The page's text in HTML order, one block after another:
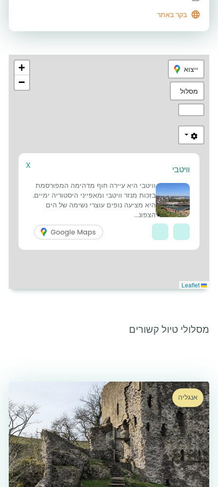
בקר באתר
+
−
Leaflet
ייצוא
מסלול
X וויטבי
וויטבי היא עיירה חוף מדהימה המפורסמת
בזכות מנזר וויטבי ומאפייני היסטוריה ימיים.
היא מציעה נופים עוצרי נשימה של הים
הצפונ...
מסלולי טיול קשורים
אנגליה